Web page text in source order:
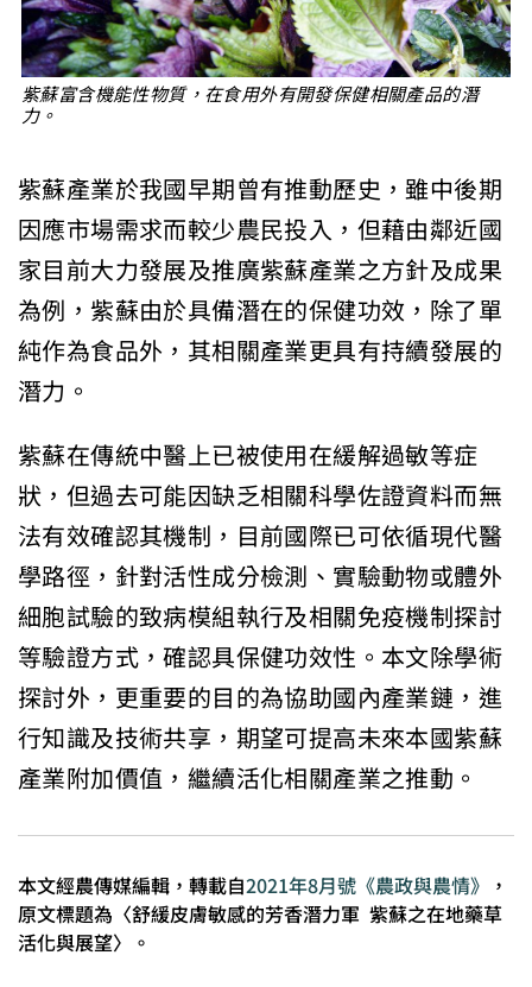
紫蘇富含機能性物質，在食用外有開發保健相關產品的潛
力。
紫蘇產業於我國早期曾有推動歷史，雖中後期
因應市場需求而較少農民投入，但藉由鄰近國
家目前大力發展及推廣紫蘇產業之方針及成果
為例，紫蘇由於具備潛在的保健功效，除了單
純作為食品外，其相關產業更具有持續發展的
潛力。
紫蘇在傳統中醫上已被使用在緩解過敏等症
狀，但過去可能因缺乏相關科學佐證資料而無
法有效確認其機制，目前國際已可依循現代醫
學路徑，針對活性成分檢測、實驗動物或體外
細胞試驗的致病模組執行及相關免疫機制探討
等驗證方式，確認具保健功效性。本文除學術
探討外，更重要的目的為協助國內產業鏈，進
行知識及技術共享，期望可提高未來本國紫蘇
產業附加價值，繼續活化相關產業之推動。
本文經農傳媒編輯，轉載自2021年8月號《農政與農情》 ，
原文標題為〈舒緩皮膚敏感的芳香潛力軍 紫蘇之在地藥草
活化與展望〉。